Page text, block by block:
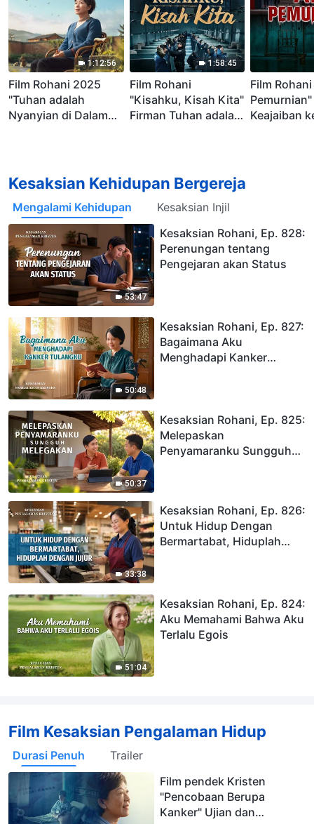
1:12:56
Film Rohani 2025
"Tuhan adalah
Nyanyian di Dalam
1:58:45
Film Rohani
"Kisahku, Kisah Kita"
Firman Tuhan adalah
Film
Pemurnian"
Keajaiban
Kesaksian Kehidupan Bergereja
Mengalami Kehidupan Kesaksian Injil
53:47
Kesaksian Rohani, Ep. 828:
Perenungan tentang
Pengejaran akan Status
50:48
Kesaksian Rohani, Ep. 827:
Bagaimana Aku
Menghadapi Kanker
50:37
Kesaksian Rohani, Ep. 825:
Melepaskan
Penyamaranku Sungguh
33:38
Kesaksian Rohani, Ep. 826:
Untuk Hidup Dengan
Bermartabat, Hiduplah
51:04
Kesaksian Rohani, Ep. 824:
Aku Memahami Bahwa Aku
Terlalu Egois
Film Kesaksian Pengalaman Hidup
Durasi Penuh Trailer
Film pendek Kristen
"Pencobaan Berupa
Kanker" Ujian dan